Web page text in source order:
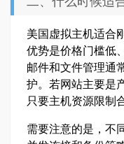
美国虚拟主机适合
优势是价格门槛低
邮件和文件管理通
护。若网站主要是
只要主机资源限制
需要注意的是，不